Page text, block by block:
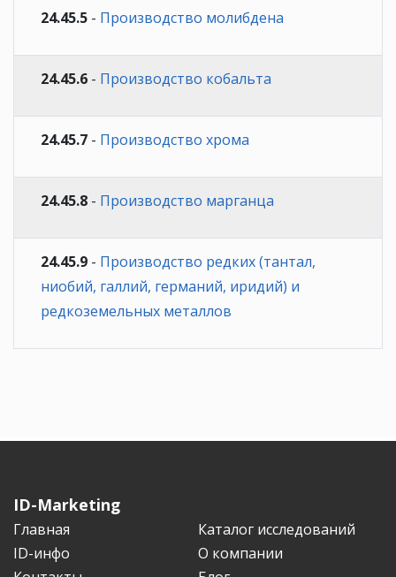
24.45.5 - Производство молибдена
24.45.6 - Производство кобальта
24.45.7 - Производство хрома
24.45.8 - Производство марганца
24.45.9 - Производство редких (тантал,
ниобий, галлий, германий, иридий) и
редкоземельных металлов
ID-Marketing
Главная
Каталог исследований
ID-инфо
О компании